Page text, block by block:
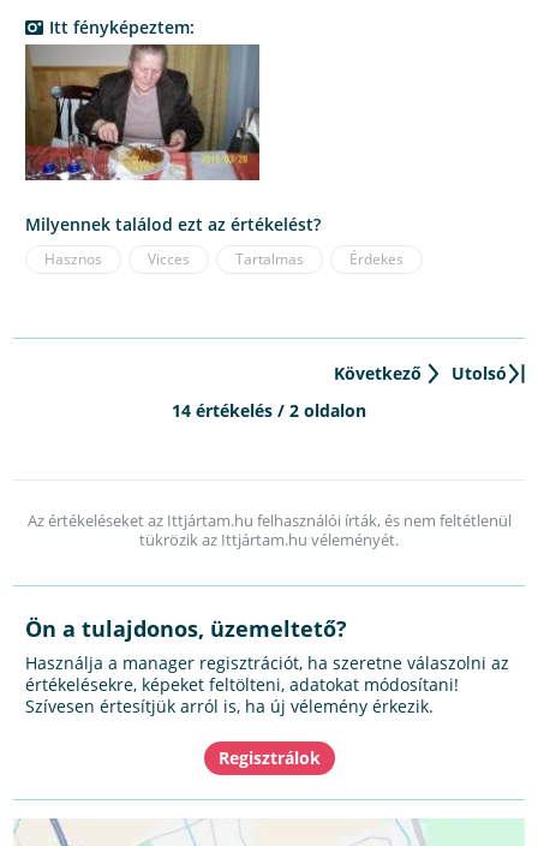
Itt fényképeztem:
Milyennek találod ezt az értékelést?
Hasznos Vicces Tartalmas Érdekes
Következő
Utolsó
14 értékelés / 2 oldalon
Az értékeléseket az Ittjártam.hu felhasználói írták, és nem feltétlenül
tükrözik az Ittjártam.hu véleményét.
Ön a tulajdonos, üzemeltető?
Használja a manager regisztrációt, ha szeretne válaszolni az
értékelésekre, képeket feltölteni, adatokat módosítani!
Szívesen értesítjük arról is, ha új vélemény érkezik.